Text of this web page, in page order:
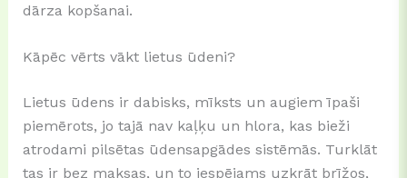
dārza kopšanai.
Kāpēc vērts vākt lietus ūdeni?
Lietus ūdens ir dabisks, mīksts un augiem īpaši
piemērots, jo tajā nav kaļķu un hlora, kas bieži
atrodami pilsētas ūdensapgādes sistēmās. Turklāt
tas ir bez maksas, un to iespējams uzkrāt brīžos,